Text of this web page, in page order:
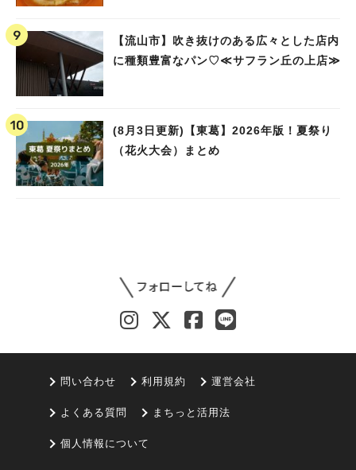
【流山市】吹き抜けのある広々とした店内
に種類豊富なパン♡≪サフラン丘の上店≫
(8月3日更新)【東葛】2026年版！夏祭り
（花火大会）まとめ
問い合わせ 利用規約 運営会社
よくある質問 まちっと活用法
個人情報について